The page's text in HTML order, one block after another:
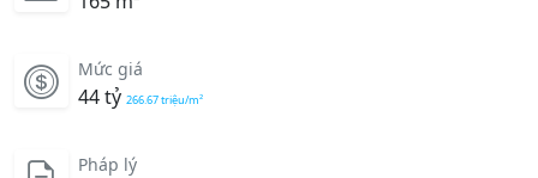
Mức giá
44 tỷ 266.67 triệu/m²
Pháp lý